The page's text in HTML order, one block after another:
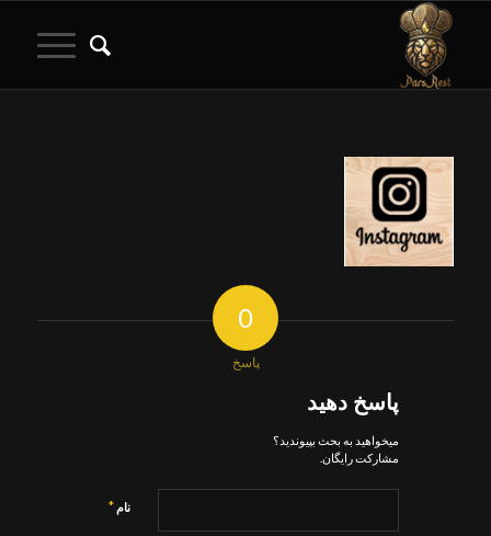
0
پاسخ
پاسخ دهید
میخواهید به بحث بپیوندید؟
مشارکت رایگان.
نام *